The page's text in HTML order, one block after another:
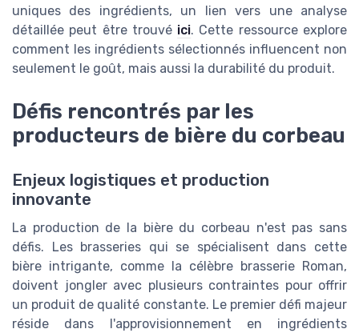
uniques des ingrédients, un lien vers une analyse
détaillée peut être trouvé ici. Cette ressource explore
comment les ingrédients sélectionnés influencent non
seulement le goût, mais aussi la durabilité du produit.
Défis rencontrés par les
producteurs de bière du corbeau
Enjeux logistiques et production
innovante
La production de la bière du corbeau n'est pas sans
défis. Les brasseries qui se spécialisent dans cette
bière intrigante, comme la célèbre brasserie Roman,
doivent jongler avec plusieurs contraintes pour offrir
un produit de qualité constante. Le premier défi majeur
réside dans l'approvisionnement en ingrédients